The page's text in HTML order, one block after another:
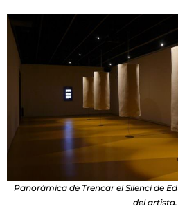
Panorámica de Trencar el Silenci de
del artista.